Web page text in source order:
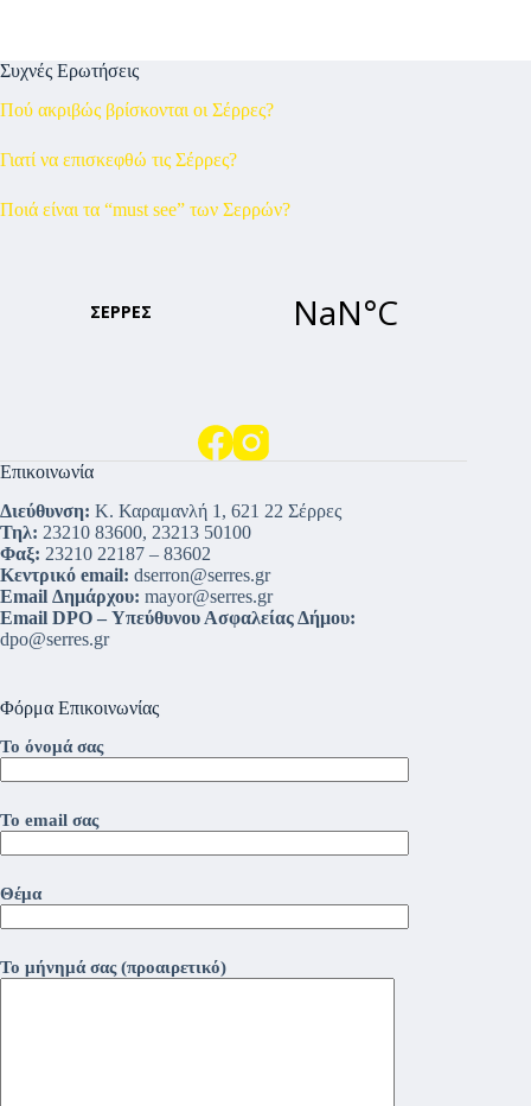
Συχνές Ερωτήσεις
Πού ακριβώς βρίσκονται οι Σέρρες?
Γιατί να επισκεφθώ τις Σέρρες?
Ποιά είναι τα “must see” των Σερρών?
Επικοινωνία
Διεύθυνση: Κ. Καραμανλή 1, 621 22 Σέρρες
Τηλ: 23210 83600, 23213 50100
Φαξ: 23210 22187 – 83602
Κεντρικό email: dserron@serres.gr
Email Δημάρχου: mayor@serres.gr
Email DPO – Υπεύθυνου Ασφαλείας Δήμου:
dpo@serres.gr
Φόρμα Επικοινωνίας
Το όνομά σας
Το email σας
Θέμα
Το μήνημά σας (προαιρετικό)